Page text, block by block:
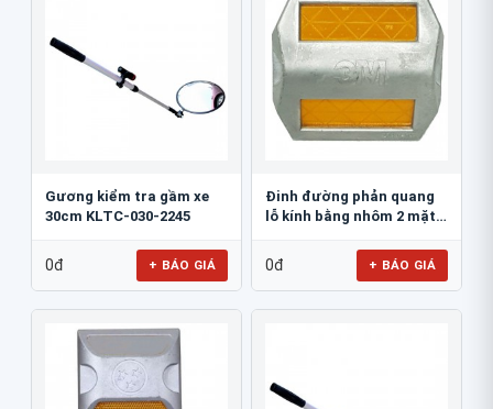
Gương kiểm tra gầm xe
30cm KLTC-030-2245
0đ + BÁO GIÁ
Đinh đường phản quang
lỗ kính bằng nhôm 2 mặt
0đ + BÁO GIÁ